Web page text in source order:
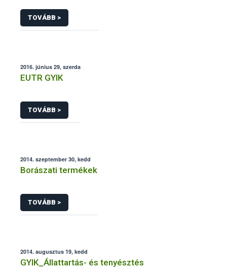
TOVÁBB >
2016. június 29, szerda
EUTR GYIK
TOVÁBB >
2014. szeptember 30, kedd
Borászati termékek
TOVÁBB >
2014. augusztus 19, kedd
GYIK_Állattartás- és tenyésztés